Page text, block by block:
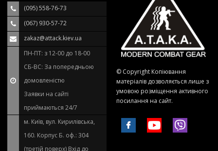
(095) 558-76-73
(067) 930-57-72
zakaz@attack.kiev.ua
ПН-ПТ: з 12-00 до 18-00
СБ-ВС: За попередньою
домовленістю
Заявки на сайті
приймаються 24/7
м. Київ, вул. Кирилівська,
160. Корпус Б. оф.: 304
(третій поверх) Вхід до
© Copyright Копіювання
матеріалів дозволяється лише з
умовою розміщення активного
посилання на сайт.